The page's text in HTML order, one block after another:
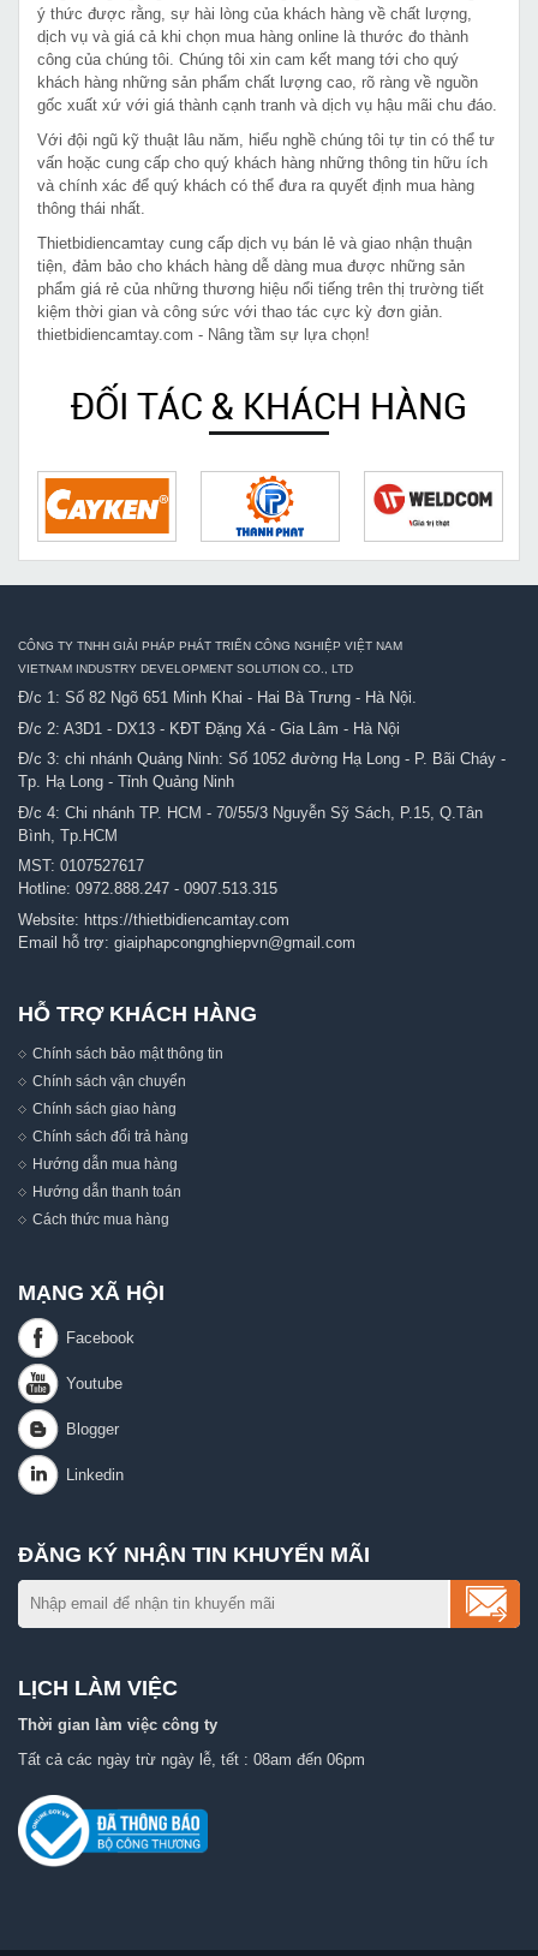
ý thức được rằng, sự hài lòng của khách hàng về chất lượng,
dịch vụ và giá cả khi chọn mua hàng online là thước đo thành
công của chúng tôi. Chúng tôi xin cam kết mang tới cho quý
khách hàng những sản phẩm chất lượng cao, rõ ràng về nguồn
gốc xuất xứ với giá thành cạnh tranh và dịch vụ hậu mãi chu đáo.
Với đội ngũ kỹ thuật lâu năm, hiểu nghề chúng tôi tự tin có thể tư
vấn hoặc cung cấp cho quý khách hàng những thông tin hữu ích
và chính xác để quý khách có thể đưa ra quyết định mua hàng
thông thái nhất.
Thietbidiencamtay cung cấp dịch vụ bán lẻ và giao nhận thuận
tiện, đảm bảo cho khách hàng dễ dàng mua được những sản
phẩm giá rẻ của những thương hiệu nổi tiếng trên thị trường tiết
kiệm thời gian và công sức với thao tác cực kỳ đơn giản.
thietbidiencamtay.com - Nâng tầm sự lựa chọn!
ĐỐI TÁC & KHÁCH HÀNG
CÔNG TY TNHH GIẢI PHÁP PHÁT TRIỂN CÔNG NGHIỆP VIỆT NAM
VIETNAM INDUSTRY DEVELOPMENT SOLUTION CO., LTD
Đ/c 1: Số 82 Ngõ 651 Minh Khai - Hai Bà Trưng - Hà Nội.
Đ/c 2: A3D1 - DX13 - KĐT Đặng Xá - Gia Lâm - Hà Nội
Đ/c 3: chi nhánh Quảng Ninh: Số 1052 đường Hạ Long - P. Bãi Cháy -
Tp. Hạ Long - Tỉnh Quảng Ninh
Đ/c 4: Chi nhánh TP. HCM - 70/55/3 Nguyễn Sỹ Sách, P.15, Q.Tân
Bình, Tp.HCM
MST: 0107527617
Hotline: 0972.888.247 - 0907.513.315
Website: https://thietbidiencamtay.com
Email hỗ trợ: giaiphapcongnghiepvn@gmail.com
HỖ TRỢ KHÁCH HÀNG
Chính sách bảo mật thông tin
Chính sách vận chuyển
Chính sách giao hàng
Chính sách đổi trả hàng
Hướng dẫn mua hàng
Hướng dẫn thanh toán
Cách thức mua hàng
MẠNG XÃ HỘI
ĐĂNG KÝ NHẬN TIN KHUYẾN MÃI
LỊCH LÀM VIỆC
Thời gian làm việc công ty
Tất cả các ngày trừ ngày lễ, tết : 08am đến 06pm